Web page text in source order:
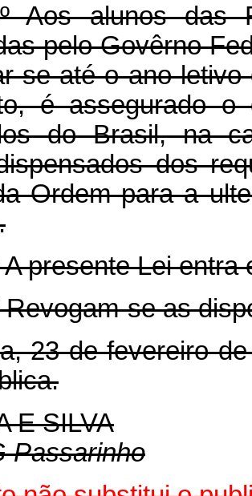
Aos alunos das
pelo Govêrno
se até o ano
é assegurado
do Brasil, na
dos
Ordem para a
A presente Lei
Revogam-se as
23 de fevereiro
E SILVA
Passarinho